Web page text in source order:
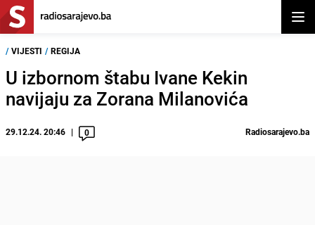
/ VIJESTI / REGIJA
U izbornom štabu Ivane Kekin
navijaju za Zorana Milanovića
29.12.24. 20:46 0 Radiosarajevo.ba